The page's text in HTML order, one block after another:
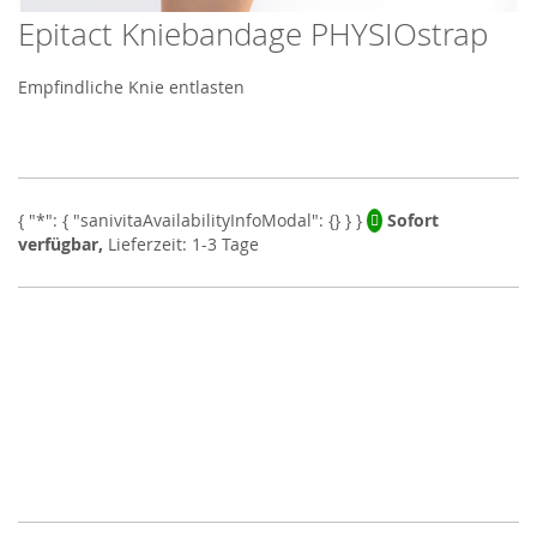
Skip
to
the
beginning
images
Epitact Kniebandage PHYSIOstrap
Empfindliche Knie entlasten
Sofort
verfügbar, Lieferzeit: 1-3 Tage